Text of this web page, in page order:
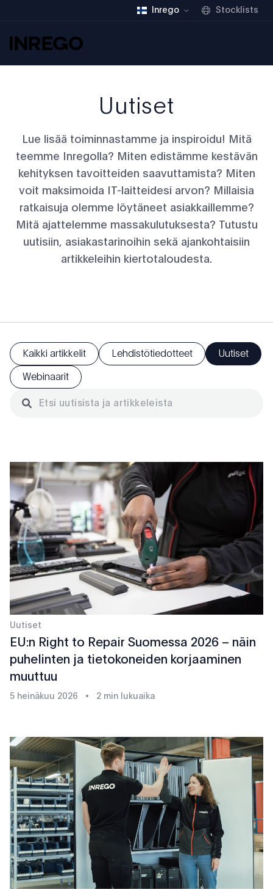
Inrego Stocklists
Inrego
Uutiset
Lue lisää toiminnastamme ja inspiroidu! Mitä
teemme Inregolla? Miten edistämme kestävän
kehityksen tavoitteiden saavuttamista? Miten
voit maksimoida IT-laitteidesi arvon? Millaisia
ratkaisuja olemme löytäneet asiakkaillemme?
Mitä ajattelemme massakulutuksesta? Tutustu
uutisiin, asiakastarinoihin sekä ajankohtaisiin
artikkeleihin kiertotaloudesta.
Kaikki artikkelit Lehdistötiedotteet Uutiset
Webinaarit
Uutiset
EU:n Right to Repair Suomessa 2026 – näin
puhelinten ja tietokoneiden korjaaminen
muuttuu
5 heinäkuu 2026 • 2 min lukuaika